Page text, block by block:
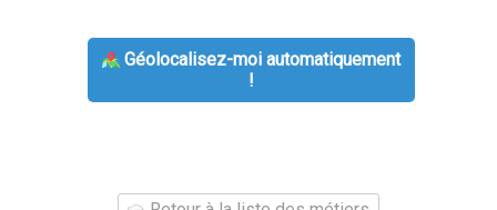
Géolocalisez-moi automatiquement
!